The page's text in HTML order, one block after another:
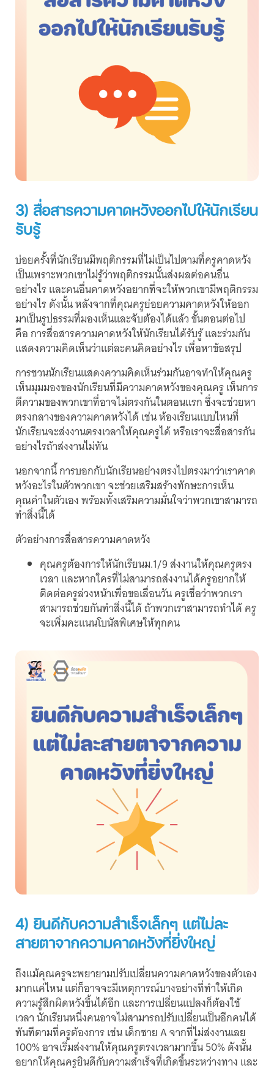
3) สื่อสารความคาดหวังออกไปให้นักเรียน
รับรู้
บ่อยครั้งที่นักเรียนมีพฤติกรรมที่ไม่เป็นไปตามที่ครูคาดหวัง
เป็นเพราะพวกเขาไม่รู้ว่าพฤติกรรมนั้นส่งผลต่อคนอื่น
อย่างไร และคนอื่นคาดหวังอยากที่จะให้พวกเขามีพฤติกรรม
อย่างไร ดังนั้น หลังจากที่คุณครูย่อยความคาดหวังให้ออก
มาเป็นรูปธรรมที่มองเห็นและจับต้องได้แล้ว ขั้นตอนต่อไป
คือ การสื่อสารความคาดหวังให้นักเรียนได้รับรู้ และร่วมกัน
แสดงความคิดเห็นว่าแต่ละคนคิดอย่างไร เพื่อหาข้อสรุป
การชวนนักเรียนแสดงความคิดเห็นร่วมกันอาจทำให้คุณครู
เห็นมุมมองของนักเรียนที่มีความคาดหวังของคุณครู เห็นการ
ตีความของพวกเขาที่อาจไม่ตรงกันในตอนแรก ซึ่งจะช่วยหา
ตรงกลางของความคาดหวังได้ เช่น ห้องเรียนแบบไหนที่
นักเรียนจะส่งงานตรงเวลาให้คุณครูได้ หรือเราจะสื่อสารกัน
อย่างไรถ้าส่งงานไม่ทัน
นอกจากนี้ การบอกกับนักเรียนอย่างตรงไปตรงมาว่าเราคาด
หวังอะไรในตัวพวกเขา จะช่วยเสริมสร้างทักษะการเห็น
คุณค่าในตัวเอง พร้อมทั้งเสริมความมั่นใจว่าพวกเขาสามารถ
ทำสิ่งนี้ได้
ตัวอย่างการสื่อสารความคาดหวัง
คุณครูต้องการให้นักเรียนม.1/9 ส่งงานให้คุณครูตรง
เวลา และหากใครที่ไม่สามารถส่งงานได้ครูอยากให้
ติดต่อครูล่วงหน้าเพื่อขอเลื่อนวัน ครูเชื่อว่าพวกเรา
สามารถช่วยกันทำสิ่งนี้ได้ ถ้าพวกเราสามารถทำได้ ครู
จะเพิ่มคะแนนโบนัสพิเศษให้ทุกคน
4) ยินดีกับความสำเร็จเล็กๆ แต่ไม่ละ
สายตาจากความคาดหวังที่ยิ่งใหญ่
ถึงแม้คุณครูจะพยายามปรับเปลี่ยนความคาดหวังของตัวเอง
มากแค่ไหน แต่ก็อาจจะมีเหตุการณ์บางอย่างที่ทำให้เกิด
ความรู้สึกผิดหวังขึ้นได้อีก และการเปลี่ยนแปลงก็ต้องใช้
เวลา นักเรียนหนึ่งคนอาจไม่สามารถปรับเปลี่ยนเป็นอีกคนได้
ทันทีตามที่ครูต้องการ เช่น เด็กชาย A จากที่ไม่ส่งงานเลย
100% อาจเริ่มส่งงานให้คุณครูตรงเวลามากขึ้น 50% ดังนั้น
อยากให้คุณครูยินดีกับความสำเร็จที่เกิดขึ้นระหว่างทาง และ